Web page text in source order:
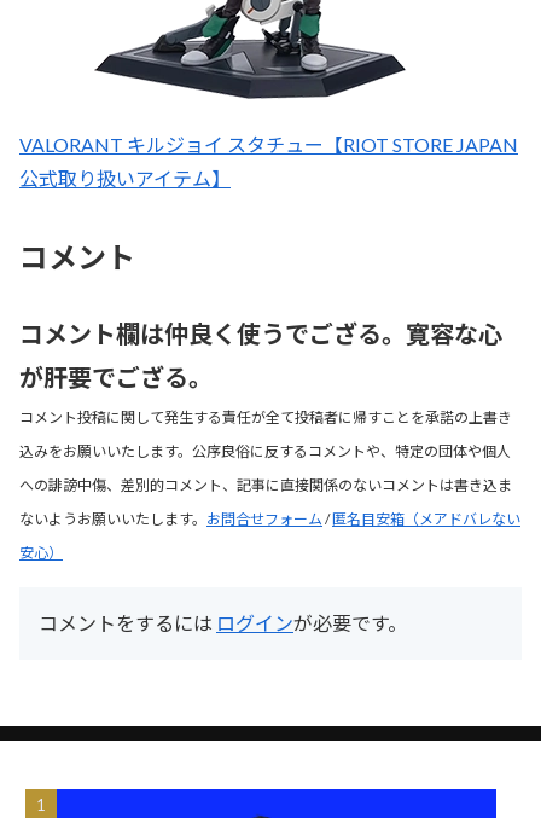
VALORANT キルジョイ スタチュー【RIOT STORE JAPAN
公式取り扱いアイテム】
コメント
コメント欄は仲良く使うでござる。寛容な心
が肝要でござる。
コメント投稿に関して発生する責任が全て投稿者に帰すことを承諾の上書き
込みをお願いいたします。公序良俗に反するコメントや、特定の団体や個人
への誹謗中傷、差別的コメント、記事に直接関係のないコメントは書き込ま
ないようお願いいたします。 お問合せフォーム /匿名目安箱（メアドバレない
安心）
コメントをするには ログインが必要です。